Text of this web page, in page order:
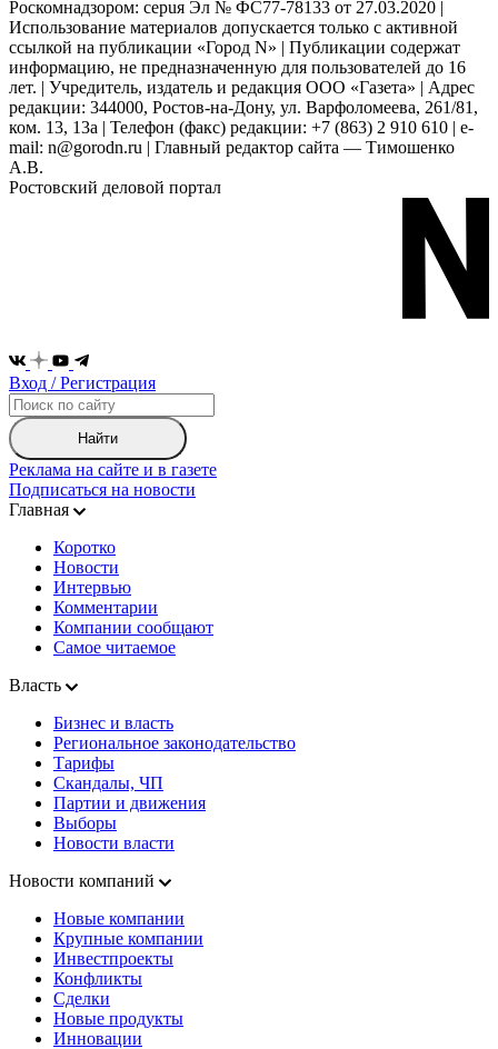
Роскомнадзором: серuя Эл № ФС77-78133 от 27.03.2020 |
Использование материалов допускается только с активной
ссылкой на публикации «Город N» | Публикации содержат
информацию, не предназначенную для пользователей до 16
лет. | Учредитель, издатель и редакция ООО «Газета» | Адрес
редакции: 344000, Ростов-на-Дону, ул. Варфоломеева, 261/81,
ком. 13, 13а | Телефон (факс) редакции: +7 (863) 2 910 610 | e-
mail: n@gorodn.ru | Главный редактор сайта — Тимошенко
А.В.
Ростовский деловой портал
Вход / Регистрация
Найти
Реклама на сайте и в газете
Подписаться на новости
Главная
Коротко
Новости
Интервью
Комментарии
Компании сообщают
Самое читаемое
Власть
Бизнес и власть
Региональное законодательство
Тарифы
Скандалы, ЧП
Партии и движения
Выборы
Новости власти
Новости компаний
Новые компании
Крупные компании
Инвестпроекты
Конфликты
Сделки
Новые продукты
Инновации